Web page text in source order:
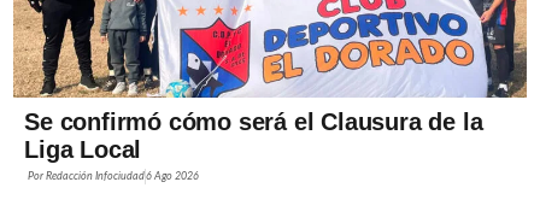
Se confirmó cómo será el Clausura de la
Liga Local
PorRedacción Infociudad6 Ago 2026